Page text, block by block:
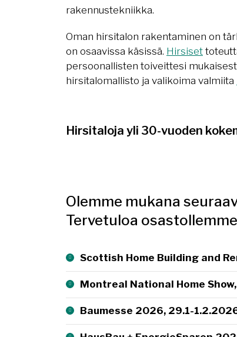
rakennustekniikka.
Oman hirsitalon rakentaminen on
on osaavissa käsissä. Hirsiset
persoonallisten toiveittesi
hirsitalomallisto ja valikoima valmiita
Hirsitaloja yli 30-vuoden
Olemme mukana
Tervetuloa
Scottish Home Building and
Montreal National Home
Baumesse 2026, 29.1-